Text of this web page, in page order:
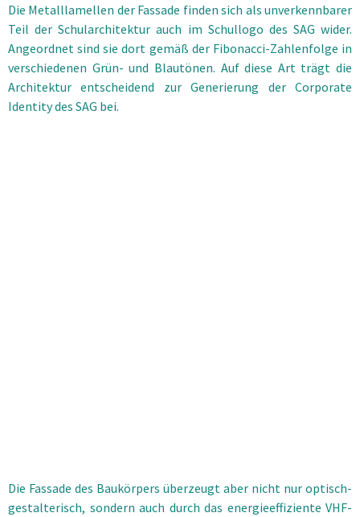
Die Metalllamellen der Fassade finden sich als unverkennbarer
Teil der Schularchitektur auch im Schullogo des SAG wider.
Angeordnet sind sie dort gemäß der Fibonacci-Zahlenfolge in
verschiedenen Grün- und Blautönen. Auf diese Art trägt die
Architektur entscheidend zur Generierung der Corporate
Identity des SAG bei.
Die Fassade des Baukörpers überzeugt aber nicht nur optisch-
gestalterisch, sondern auch durch das energieeffiziente VHF-